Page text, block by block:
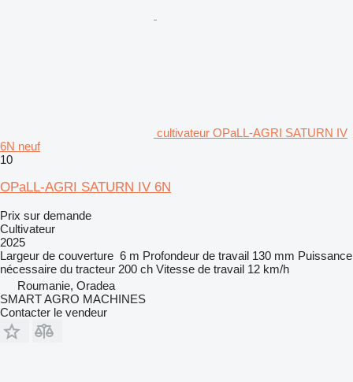
cultivateur OPaLL-AGRI SATURN IV
6N neuf
10
OPaLL-AGRI SATURN IV 6N
Prix sur demande
Cultivateur
2025
Largeur de couverture 6 m Profondeur de travail 130 mm Puissance
nécessaire du tracteur 200 ch Vitesse de travail 12 km/h
Roumanie, Oradea
SMART AGRO MACHINES
Contacter le vendeur